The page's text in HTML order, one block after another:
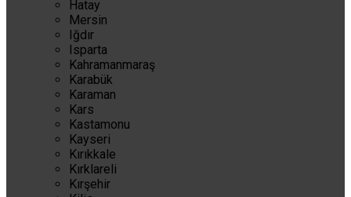
Hatay
Mersin
Iğdır
Isparta
Kahramanmaraş
Karabük
Karaman
Kars
Kastamonu
Kayseri
Kırıkkale
Kırklareli
Kırşehir